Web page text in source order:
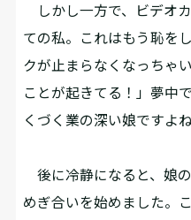
しかし一方で、ビデオ
ての私。これはもう恥を
クが止まらなくなっちゃ
ことが起きてる！」夢中
くづく業の深い娘ですよ
後に冷静になると、娘
めぎ合いを始めました。